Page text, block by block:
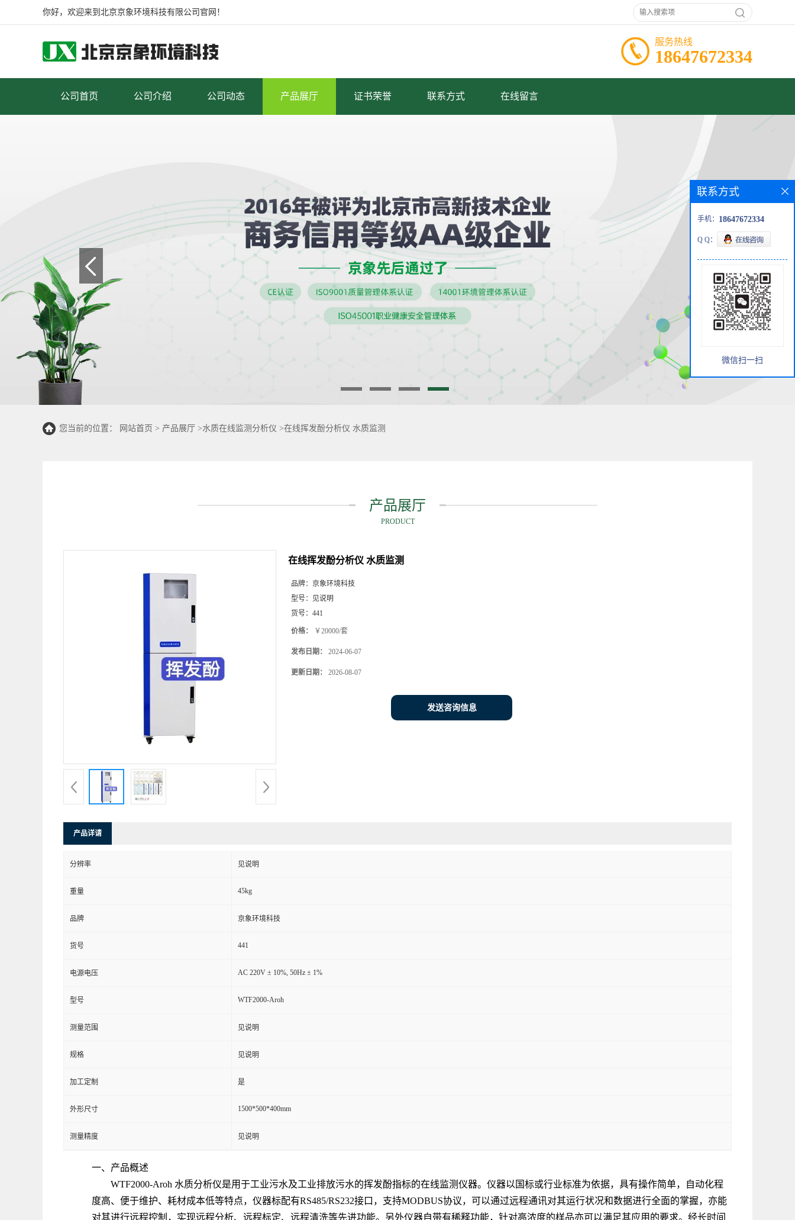
你好，欢迎来到北京京象环境科技有限公司官网！
服务热线
18647672334
公司首页 公司介绍 公司动态 产品展厅 证书荣誉 联系方式 在线留言
您当前的位置： 网站首页 > 产品展厅 >水质在线监测分析仪 >在线挥发酚分析仪 水质监测
产品展厅
PRODUCT
在线挥发酚分析仪 水质监测
品牌： 京象环境科技
型号：
见说明
货号： 441
价格： ￥20000/套
发布日期： 2024-06-07
更新日期： 2026-08-07
发送咨询信息
产品详请
分辨率 见说明
重量 45kg
品牌 京象环境科技
货号 441
电源电压 AC 220V ± 10%, 50Hz ± 1%
型号 WTF2000-Aroh
测量范围 见说明
规格 见说明
加工定制 是
外形尺寸 1500*500*400mm
测量精度 见说明
一、产品概述
WTF2000-Aroh 水质分析仪是用于工业污水及工业排放污水的挥发酚指标的在线监测仪器。仪器以国标或行业标准为依据，具有操作简单，自动化程
度高、便于维护、耗材成本低等特点，仪器标配有RS485/RS232接口，支持MODBUS协议，可以通过远程通讯对其运行状况和数据进行全面的掌握，亦能
对其进行远程控制，实现远程分析、远程标定、远程清洗等先进功能。另外仪器自带有稀释功能，针对高浓度的样品亦可以满足其应用的要求。经长时间
联系方式
手机： 18647672334
Q Q：
微信扫一扫